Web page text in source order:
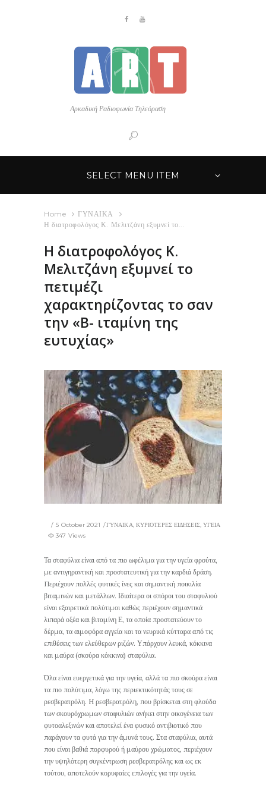
Αρκαδική Ραδιοφωνία Τηλεόραση
SELECT MENU ITEM
Home
ΓΥΝΑΙΚΑ
Η διατροφολόγος Κ. Μελιτζάνη εξυμνεί το...
Η διατροφολόγος Κ.
Μελιτζάνη εξυμνεί το
πετιμέζι
χαρακτηρίζοντας το σαν
την «Β- ιταμίνη της
ευτυχίας»
5 October 2021 ΓΥΝΑΙΚΑ, ΚΥΡΙΟΤΕΡΕΣ ΕΙΔΗΣΕΙΣ, ΥΓΕΙΑ
347 Views
Τα σταφύλια είναι από τα πιο ωφέλιμα για την υγεία φρούτα,
με αντιγηραντική και προστατευτική για την καρδιά δράση.
Περιέχουν πολλές φυτικές ίνες και σημαντική ποικιλία
βιταμινών και μετάλλων. Ιδιαίτερα οι σπόροι του σταφυλιού
είναι εξαιρετικά πολύτιμοι καθώς περιέχουν σημαντικά
λιπαρά οξέα και βιταμίνη Ε, τα οποία προστατεύουν το
δέρμα, τα αιμοφόρα αγγεία και τα νευρικά κύτταρα από τις
επιθέσεις των ελεύθερων ριζών. Υπάρχουν λευκά, κόκκινα
και μαύρα (σκούρα κόκκινα) σταφύλια.
Όλα είναι ευεργετικά για την υγεία, αλλά τα πιο σκούρα είναι
τα πιο πολύτιμα, λόγω της περιεκτικότητάς τους σε
ρεσβερατρόλη. H ρεσβερατρόλη, που βρίσκεται στη φλούδα
των σκουρόχρωμων σταφυλιών ανήκει στην οικογένεια των
φυτοαλεξινών και αποτελεί ένα φυσικό αντιβιοτικό που
παράγουν τα φυτά για την άμυνά τους. Στα σταφύλια, αυτά
που είναι βαθιά πορφυρού ή μαύρου χρώματος, περιέχουν
την υψηλότερη συγκέντρωση ρεσβερατρόλης και ως εκ
τούτου, αποτελούν κορυφαίες επιλογές για την υγεία.